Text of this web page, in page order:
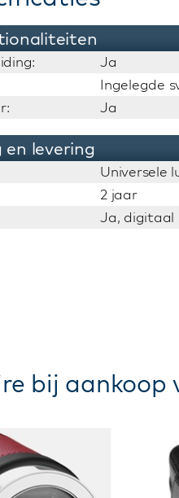
Ja
Ingelegde
Ja
en levering
Universele
2 jaar
Ja, digitaal
bij aankoop